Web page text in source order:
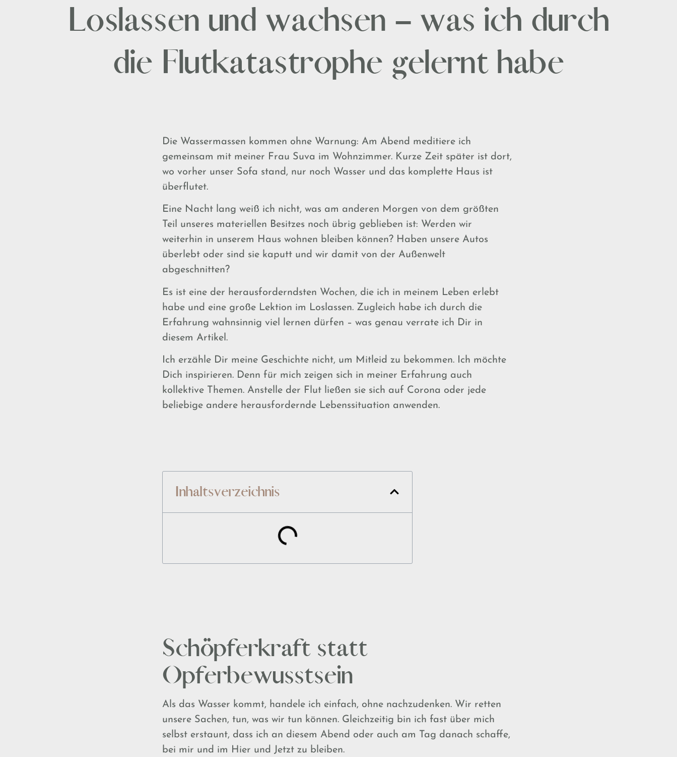
Loslassen und wachsen – was ich durch
die Flutkatastrophe gelernt habe
Die Wassermassen kommen ohne Warnung: Am Abend meditiere ich
gemeinsam mit meiner Frau Suva im Wohnzimmer. Kurze Zeit später ist dort,
wo vorher unser Sofa stand, nur noch Wasser und das komplette Haus ist
überflutet.
Eine Nacht lang weiß ich nicht, was am anderen Morgen von dem größten
Teil unseres materiellen Besitzes noch übrig geblieben ist: Werden wir
weiterhin in unserem Haus wohnen bleiben können? Haben unsere Autos
überlebt oder sind sie kaputt und wir damit von der Außenwelt
abgeschnitten?
Es ist eine der herausforderndsten Wochen, die ich in meinem Leben erlebt
habe und eine große Lektion im Loslassen. Zugleich habe ich durch die
Erfahrung wahnsinnig viel lernen dürfen – was genau verrate ich Dir in
diesem Artikel.
Ich erzähle Dir meine Geschichte nicht, um Mitleid zu bekommen. Ich möchte
Dich inspirieren. Denn für mich zeigen sich in meiner Erfahrung auch
kollektive Themen. Anstelle der Flut ließen sie sich auf Corona oder jede
beliebige andere herausfordernde Lebenssituation anwenden.
Inhaltsverzeichnis
Schöpferkraft statt
Opferbewusstsein
Als das Wasser kommt, handele ich einfach, ohne nachzudenken. Wir retten
unsere Sachen, tun, was wir tun können. Gleichzeitig bin ich fast über mich
selbst erstaunt, dass ich an diesem Abend oder auch am Tag danach schaffe,
bei mir und im Hier und Jetzt zu bleiben.